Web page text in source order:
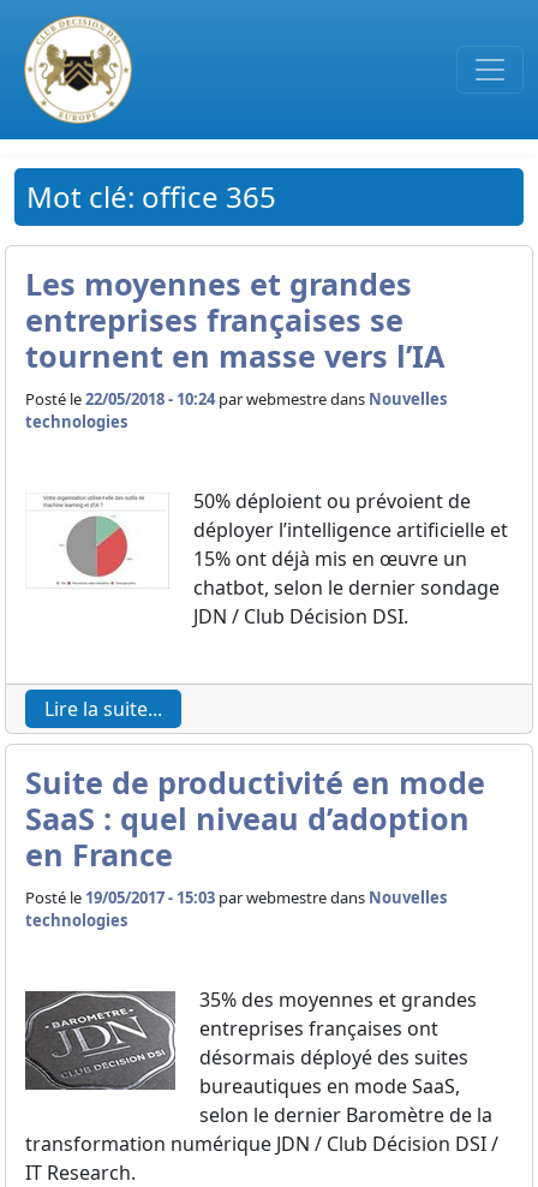
Passer au contenu principal
Mot clé: office 365
Les moyennes et grandes
entreprises françaises se
tournent en masse vers l’IA
Posté le22/05/2018 - 10:24 parwebmestre dans Nouvelles
technologies
50% déploient ou prévoient de
déployer l’intelligence artificielle et
15% ont déjà mis en œuvre un
chatbot, selon le dernier sondage
JDN / Club Décision DSI.
Lire la suite...
Suite de productivité en mode
SaaS : quel niveau d’adoption
en France
Posté le 19/05/2017 - 15:03 parwebmestre dans Nouvelles
technologies
35% des moyennes et grandes
entreprises françaises ont
désormais déployé des suites
bureautiques en mode SaaS,
selon le dernier Baromètre de la
transformation numérique JDN / Club Décision DSI /
IT Research.